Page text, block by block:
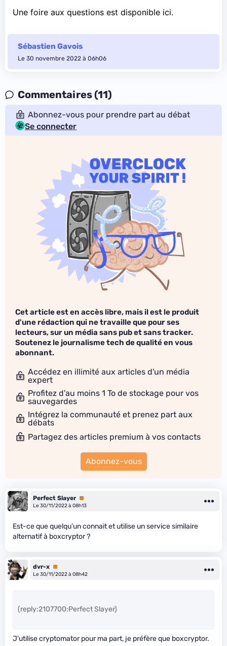
Une foire aux questions est disponible ici.
Sébastien Gavois
Le 30 novembre 2022 à 06h06
Commentaires (11)
Abonnez-vous pour prendre part au débat
Se connecter
Cet article est en accès libre, mais il est le produit
d'une rédaction qui ne travaille que pour ses
lecteurs, sur un média sans pub et sans tracker.
Soutenez le journalisme tech de qualité en vous
abonnant.
Accédez en illimité aux articles d'un média
expert
Profitez d'au moins 1 To de stockage pour vos
sauvegardes
Intégrez la communauté et prenez part aux
débats
Partagez des articles premium à vos contacts
Abonnez-vous
Perfect Slayer Premium
Le 30/11/2022 à 08h13
Est-ce que quelqu’un connait et utilise un service similaire
alternatif à boxcryptor ?
dvr-x Premium
Le 30/11/2022 à 08h42
(reply:2107700:Perfect Slayer)
J’utilise cryptomator pour ma part, je préfère que boxcryptor.